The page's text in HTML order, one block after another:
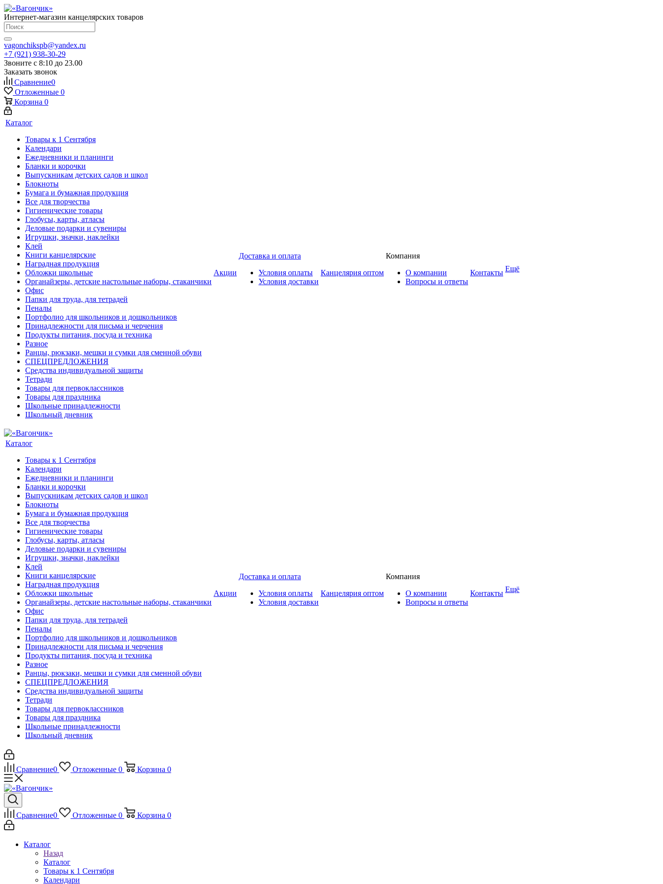
Интернет-магазин канцелярских товаров
vagonchikspb@yandex.ru
+7 (921) 938-30-29
Звоните с 8:10 до 23.00
Заказать звонок
Сравнение0
Отложенные 0
Корзина 0
Каталог
Товары к 1 Сентября
Календари
Ежедневники и планинги
Бланки и корочки
Выпускникам детских садов и школ
Блокноты
Бумага и бумажная продукция
Все для творчества
Гигиенические товары
Глобусы, карты, атласы
Деловые подарки и сувениры
Игрушки, значки, наклейки
Клей
Книги канцелярские
Наградная продукция
Обложки школьные
Органайзеры, детские настольные наборы, стаканчики
Офис
Папки для труда, для тетрадей
Пеналы
Портфолио для школьников и дошкольников
Принадлежности для письма и черчения
Продукты питания, посуда и техника
Разное
Ранцы, рюкзаки, мешки и сумки для сменной обуви
СПЕЦПРЕДЛОЖЕНИЯ
Средства индивидуальной защиты
Тетради
Товары для первоклассников
Товары для праздника
Школьные принадлежности
Школьный дневник
Акции
Доставка и оплата
Условия оплаты
Условия доставки
Канцелярия оптом
Компания
О компании
Вопросы и ответы
Контакты Ещё
Каталог
Товары к 1 Сентября
Календари
Ежедневники и планинги
Бланки и корочки
Выпускникам детских садов и школ
Блокноты
Бумага и бумажная продукция
Все для творчества
Гигиенические товары
Глобусы, карты, атласы
Деловые подарки и сувениры
Игрушки, значки, наклейки
Клей
Книги канцелярские
Наградная продукция
Обложки школьные
Органайзеры, детские настольные наборы, стаканчики
Офис
Папки для труда, для тетрадей
Пеналы
Портфолио для школьников и дошкольников
Принадлежности для письма и черчения
Продукты питания, посуда и техника
Разное
Ранцы, рюкзаки, мешки и сумки для сменной обуви
СПЕЦПРЕДЛОЖЕНИЯ
Средства индивидуальной защиты
Тетради
Товары для первоклассников
Товары для праздника
Школьные принадлежности
Школьный дневник
Акции
Доставка и оплата
Условия оплаты
Условия доставки
Канцелярия оптом
Компания
О компании
Вопросы и ответы
Контакты Ещё
Сравнение0 Отложенные 0 Корзина 0
Сравнение0 Отложенные 0 Корзина 0
Каталог
Назад
Каталог
Товары к 1 Сентября
Календари